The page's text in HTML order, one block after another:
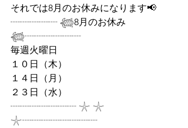
それでは8月のお休みになります📢
┈┈┈┈┈ 𓆉8月のお休み
𓆉┈┈┈┈┈┈
毎週火曜日
１０日（木）
１４日（月）
２３日（水）
┈┈┈┈┈┈┈ 𓇼 𓇼
𓇼┈┈┈┈┈┈┈┈